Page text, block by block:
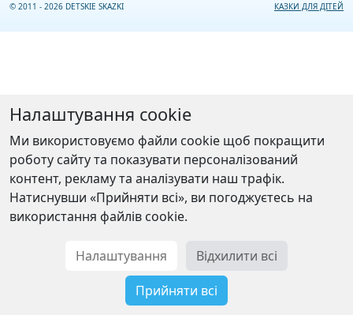
© 2011 - 2026 DETSKIE SKAZKI КАЗКИ ДЛЯ ДІТЕЙ
Налаштування cookie
Ми використовуємо файли cookie щоб покращити
роботу сайту та показувати персоналізований
контент, рекламу та аналізувати наш трафік.
Натиснувши «Прийняти всі», ви погоджуєтесь на
використання файлів cookie.
Налаштування
Відхилити всі
Прийняти всі